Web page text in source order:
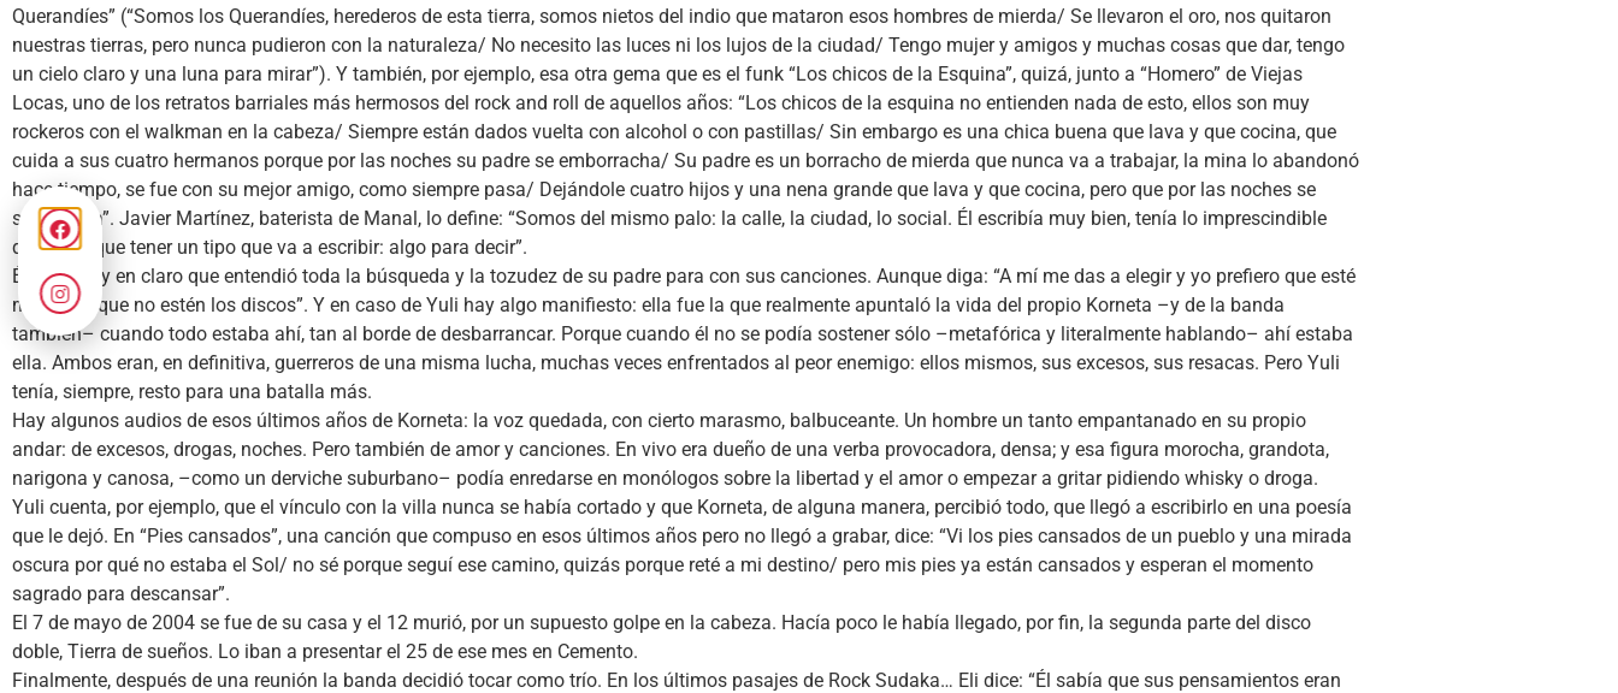
Querandíes” (“Somos los Querandíes, herederos de esta tierra, somos nietos del indio que mataron esos hombres de mierda/ Se llevaron el oro, nos quitaron
nuestras tierras, pero nunca pudieron con la naturaleza/ No necesito las luces ni los lujos de la ciudad/ Tengo mujer y amigos y muchas cosas que dar, tengo
un cielo claro y una luna para mirar”). Y también, por ejemplo, esa otra gema que es el funk “Los chicos de la Esquina”, quizá, junto a “Homero” de Viejas
Locas, uno de los retratos barriales más hermosos del rock and roll de aquellos años: “Los chicos de la esquina no entienden nada de esto, ellos son muy
rockeros con el walkman en la cabeza/ Siempre están dados vuelta con alcohol o con pastillas/ Sin embargo es una chica buena que lava y que cocina, que
cuida a sus cuatro hermanos porque por las noches su padre se emborracha/ Su padre es un borracho de mierda que nunca va a trabajar, la mina lo abandonó
hace tiempo, se fue con su mejor amigo, como siempre pasa/ Dejándole cuatro hijos y una nena grande que lava y que cocina, pero que por las noches se
siente sola”. Javier Martínez, baterista de Manal, lo define: “Somos del mismo palo: la calle, la ciudad, lo social. Él escribía muy bien, tenía lo imprescindible
que tiene que tener un tipo que va a escribir: algo para decir”.
Él deja muy en claro que entendió toda la búsqueda y la tozudez de su padre para con sus canciones. Aunque diga: “A mí me das a elegir y yo prefiero que esté
mi viejo y que no estén los discos”. Y en caso de Yuli hay algo manifiesto: ella fue la que realmente apuntaló la vida del propio Korneta –y de la banda
también– cuando todo estaba ahí, tan al borde de desbarrancar. Porque cuando él no se podía sostener sólo –metafórica y literalmente hablando– ahí estaba
ella. Ambos eran, en definitiva, guerreros de una misma lucha, muchas veces enfrentados al peor enemigo: ellos mismos, sus excesos, sus resacas. Pero Yuli
tenía, siempre, resto para una batalla más.
Hay algunos audios de esos últimos años de Korneta: la voz quedada, con cierto marasmo, balbuceante. Un hombre un tanto empantanado en su propio
andar: de excesos, drogas, noches. Pero también de amor y canciones. En vivo era dueño de una verba provocadora, densa; y esa figura morocha, grandota,
narigona y canosa, –como un derviche suburbano– podía enredarse en monólogos sobre la libertad y el amor o empezar a gritar pidiendo whisky o droga.
Yuli cuenta, por ejemplo, que el vínculo con la villa nunca se había cortado y que Korneta, de alguna manera, percibió todo, que llegó a escribirlo en una poesía
que le dejó. En “Pies cansados”, una canción que compuso en esos últimos años pero no llegó a grabar, dice: “Vi los pies cansados de un pueblo y una mirada
oscura por qué no estaba el Sol/ no sé porque seguí ese camino, quizás porque reté a mi destino/ pero mis pies ya están cansados y esperan el momento
sagrado para descansar”.
El 7 de mayo de 2004 se fue de su casa y el 12 murió, por un supuesto golpe en la cabeza. Hacía poco le había llegado, por fin, la segunda parte del disco
doble, Tierra de sueños. Lo iban a presentar el 25 de ese mes en Cemento.
Finalmente, después de una reunión la banda decidió tocar como trío. En los últimos pasajes de Rock Sudaka… Eli dice: “Él sabía que sus pensamientos eran